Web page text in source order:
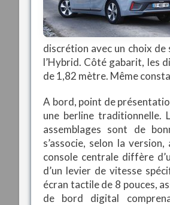
discrétion avec un choix
l’Hybrid. Côté gabarit, les
de 1,82 mètre. Même
A bord, point de
une berline traditionnelle.
assemblages sont de
s’associe, selon la
console centrale diffère
d’un levier de vitesse
écran tactile de 8 pouces,
de bord digital